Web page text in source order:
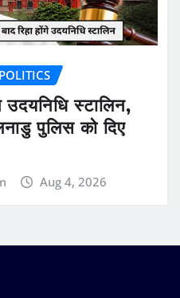
उदयनिधि स्टालिन,
पुलिस को दिए
Aug 4, 2026